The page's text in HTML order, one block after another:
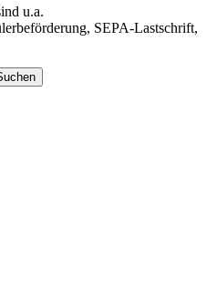
u.a.
SEPA-Lastschrift,